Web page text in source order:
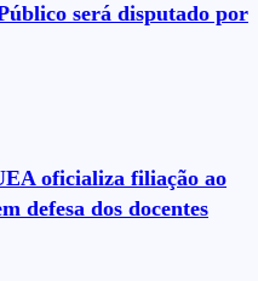
será disputado por
oficializa filiação ao
defesa dos docentes